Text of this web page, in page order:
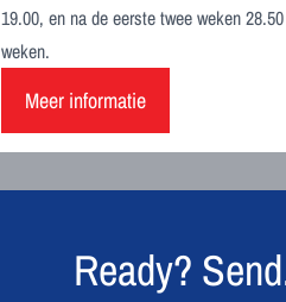
19.00, en na de eerste twee weken
weken.
Meer informatie
Ready?